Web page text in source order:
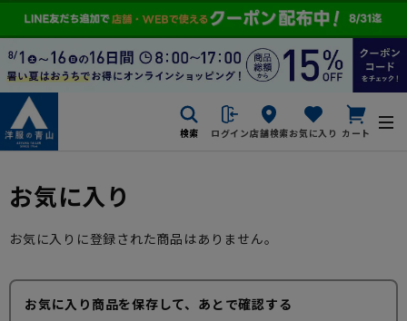
検索 ログイン店舗検索お気に入り カート
お気に入り
お気に入りに登録された商品はありません。
お気に入り商品を保存して、あとで確認する